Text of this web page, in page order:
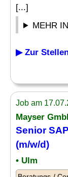
[...]
MEHR
▶ Zur
Job am
Mayser
Senior
(m/w/d)
• Ulm